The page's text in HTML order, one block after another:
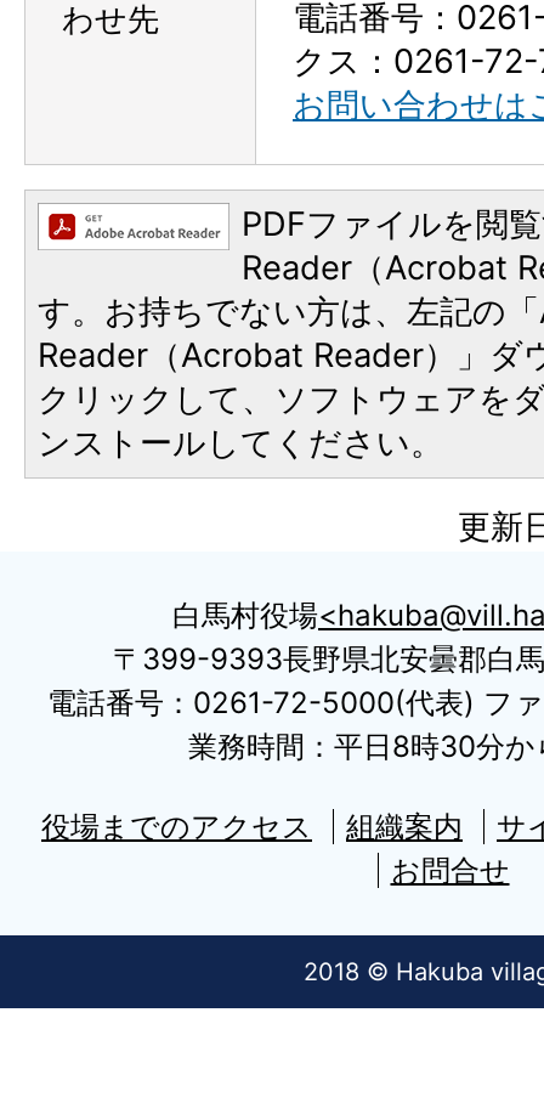
わせ先
電話番号：
クス：0261-
お問い合わせは
PDFファイルを閲
Reader（Acrobat
す。お持ちでない方は、左記の
Reader（Acrobat Reader）」ダ
クリックして、ソフトウェアを
ンストールしてください。
更新
白馬村役場
〒399-9393長野県北安曇郡白
電話番号：0261-72-5000(代表) フ
業務時間：平日8時30分か
役場までのアクセス 組織案内
サ
お問合せ
2018 © Hakuba